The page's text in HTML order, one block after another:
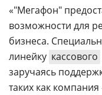
«"Мегафон"
возможности для
бизнеса.
линейку кассового
заручаясь
таких как